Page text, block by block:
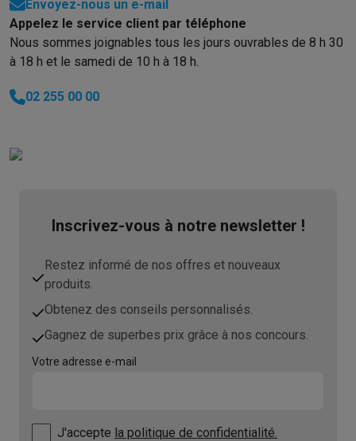
messages d'erreur ne correspondent pas
aux numéros du manuel. Aucune
impression ne se déroule sans
problème. Logiciel vraiment mauvais.
J'en sais suffisamment pour juger. Ce
mauvais achat va probablement finir au
quelque chose comme ça. Je ne ferais ça
à personne.
Envoyez-nous un e-mail
Appelez le service client par téléphone
Nous sommes joignables tous les jours ouvrables de 8 h 30
à 18 h et le samedi de 10 h à 18 h.
02 255 00 00
Inscrivez-vous à notre newsletter !
Restez informé de nos offres et nouveaux
produits.
Obtenez des conseils personnalisés.
Gagnez de superbes prix grâce à nos concours.
Votre adresse e-mail
J'accepte la politique de confidentialité.